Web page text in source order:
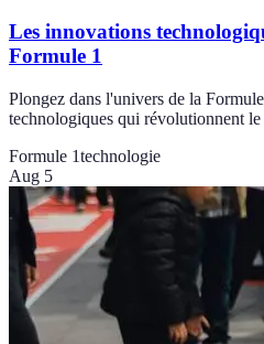
Les innovations
Formule 1
Plongez dans l'univers de la
technologiques qui révolutionnent
Formule 1technologie
Aug 5